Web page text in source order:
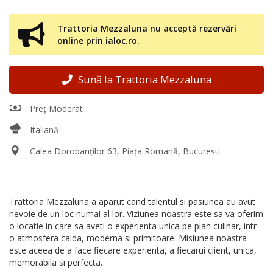
Trattoria Mezzaluna nu acceptă rezervări
online prin ialoc.ro.
Sună la Trattoria Mezzaluna
Preț Moderat
Italiană
Calea Dorobanților 63, Piața Romană, București
Trattoria Mezzaluna a aparut cand talentul si pasiunea au avut
nevoie de un loc numai al lor. Viziunea noastra este sa va oferim
o locatie in care sa aveti o experienta unica pe plan culinar, intr-
o atmosfera calda, moderna si primitoare. Misiunea noastra
este aceea de a face fiecare experienta, a fiecarui client, unica,
memorabila si perfecta.